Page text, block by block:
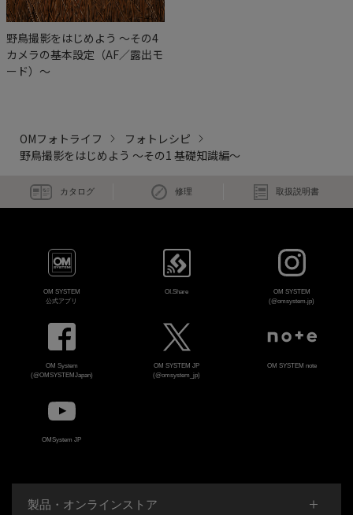
野鳥撮影をはじめよう ～その4
カメラの基本設定（AF／露出モ
ード）～
OMフォトライフ
フォトレシピ
野鳥撮影をはじめよう ～その1 基礎知識編～
カタログ 修理 取扱説明書
OM SYSTEM
公式アプリ
OI.Share
OM SYSTEM
(@omsystem.jp)
OM System
(@OMSYSTEMJapan)
OM SYSTEM JP
(@omsystem_jp)
OM SYSTEM note
OMSystem JP
製品・オンラインストア